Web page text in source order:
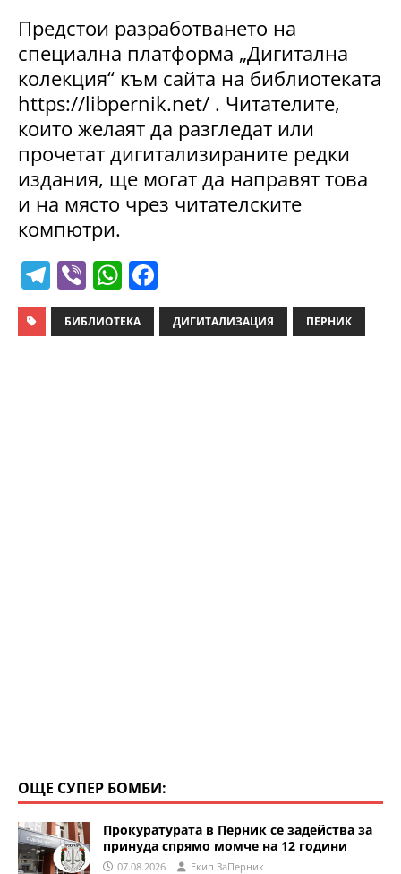
Предстои разработването на
специална платформа „Дигитална
колекция“ към сайта на библиотеката
https://libpernik.net/ . Читателите,
които желаят да разгледат или
прочетат дигитализираните редки
издания, ще могат да направят това
и на място чрез читателските
компютри.
T
el
e
Vi
b
er
W
h
at
a
c
БИБЛИОТЕКА ДИГИТАЛИЗАЦИЯ ПЕРНИК
ОЩЕ СУПЕР БОМБИ:
Прокуратурата в Перник се задейства за
принуда спрямо момче на 12 години
07.08.2026 Eкип ЗаПерник